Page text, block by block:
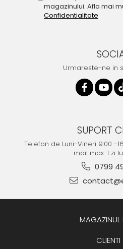
magazinului. Afla mai
Confidentialitate
Urmareste-ne in
SUPORT
Telefon de Luni-Vineri 9:00 -
mail max. 1 zi
0799
MAGAZINUL
CLIENTI